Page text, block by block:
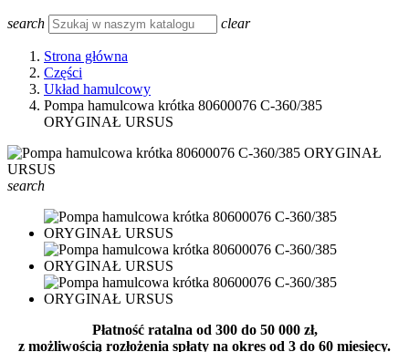
search clear
Strona główna
Części
Układ hamulcowy
Pompa hamulcowa krótka 80600076 C-360/385
ORYGINAŁ URSUS
search
Płatność ratalna od 300 do 50 000 zł,
z możliwością rozłożenia spłaty na okres od 3 do 60 miesięcy.